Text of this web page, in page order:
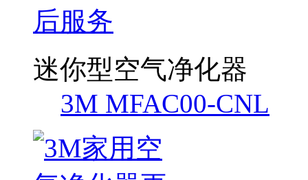
迷你型空气净化器
3M MFAC00-CNL